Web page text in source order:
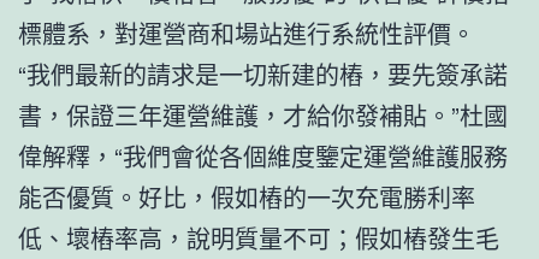
標體系，對運營商和場站進行系統性評價。
“我們最新的請求是一切新建的樁，要先簽承諾
書，保證三年運營維護，才給你發補貼。”杜國
偉解釋，“我們會從各個維度鑒定運營維護服務
能否優質。好比，假如樁的一次充電勝利率
低、壞樁率高，說明質量不可；假如樁發生毛